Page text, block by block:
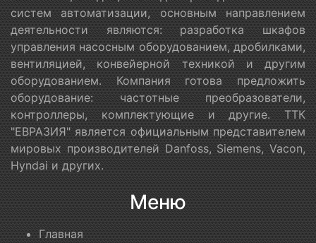
систем автоматизации, основным направлением
деятельности являются: разработка шкафов
управления насосным оборудованием, дробилками,
вентиляцией, конвейерной техникой и другим
оборудованием. Компания готова предложить
оборудование: частотные преобразователи,
контроллеры, комплектующие и другие. ТТК
"ЕВРАЗИЯ" является официальным представителем
мировых производителей Danfoss, Siemens, Vacon,
Hyndai и других.
Меню
Главная